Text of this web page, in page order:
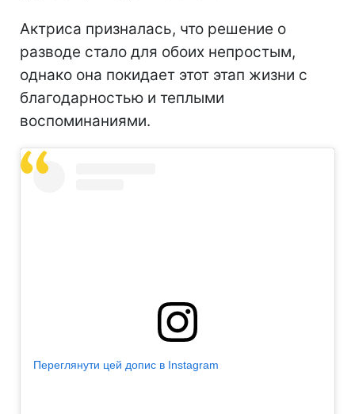
Актриса призналась, что решение о
разводе стало для обоих непростым,
однако она покидает этот этап жизни с
благодарностью и теплыми
воспоминаниями.
Переглянути цей допис в Instagram